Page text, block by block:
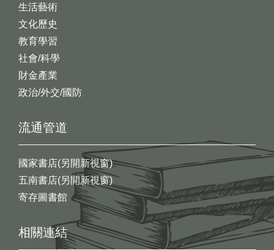
生活藝術
文化歷史
教育學習
社會/科學
財金產業
政治/外交/國防
流通管道
國家書店(另開新視窗)
五南書店(另開新視窗)
寄存圖書館
相關連結